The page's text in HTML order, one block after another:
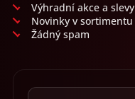
Výhradní akce a slevy
Novinky v sortimentu
Žádný spam